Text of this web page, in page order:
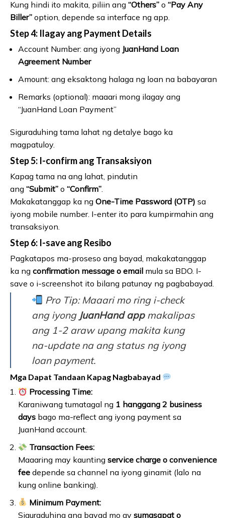
Kung hindi ito makita, piliin ang “Others” o “Pay Any
Biller” option, depende sa interface ng app.
Step 4: Ilagay ang Payment Details
Account Number: ang iyong JuanHand Loan
Agreement Number
Amount: ang eksaktong halaga ng loan na babayaran
Remarks (optional): maaari mong ilagay ang
“JuanHand Loan Payment”
Siguraduhing tama lahat ng detalye bago ka
magpatuloy.
Step 5: I-confirm ang Transaksiyon
Kapag tama na ang lahat, pindutin
ang “Submit” o “Confirm”.
Makakatanggap ka ng One-Time Password (OTP) sa
iyong mobile number. I-enter ito para kumpirmahin ang
transaksiyon.
Step 6: I-save ang Resibo
Pagkatapos ma-proseso ang bayad, makakatanggap
ka ng confirmation message o email mula sa BDO. I-
save o i-screenshot ito bilang patunay ng pagbabayad.
Pro Tip:Maaari mo ring i-check
ang iyong JuanHand appmakalipas
ang 1-2 araw upang makita kung
na-update na ang status ng iyong
loan payment.
Mga Dapat Tandaan Kapag Nagbabayad
Processing Time:
Karaniwang tumatagal ng 1 hanggang 2 business
daysbago ma-reflect ang iyong payment sa
JuanHand account.
Transaction Fees:
Maaaring may kaunting service charge o convenience
feedepende sa channel na iyong ginamit (lalo na
kung online banking).
Minimum Payment:
Siguraduhing ang bayad mo ay sumasapat o